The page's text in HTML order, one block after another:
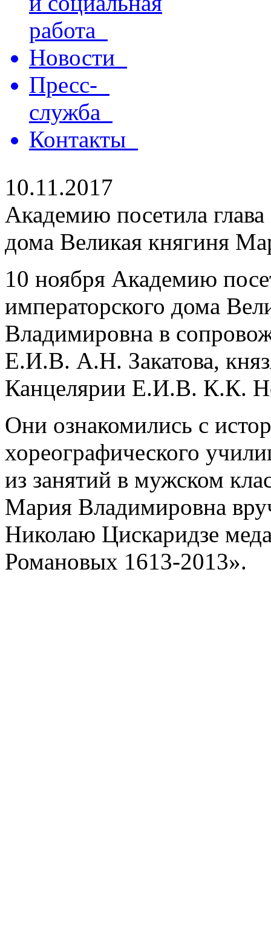
работа
Новости
Пресс-
служба
Контакты
10.11.2017
Академию посетила
дома Великая княгиня
10 ноября Академию
императорского дома
Владимировна в
Е.И.В. А.Н. Закатова,
Канцелярии Е.И.В. К.К.
Они ознакомились с
хореографического
из занятий в мужском
Мария Владимировна
Николаю Цискаридзе
Романовых 1613-2013».